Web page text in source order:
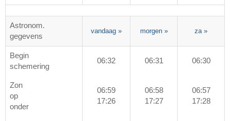
Astronom.
gegevens
vandaag » morgen » za »
Begin
schemering
06:32 06:31 06:30
Zon
op
onder
06:59
17:26
06:58
17:27
06:57
17:28